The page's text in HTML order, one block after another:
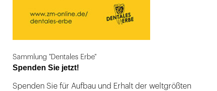
Sammlung "Dentales Erbe"
Spenden Sie jetzt!
Spenden Sie für Aufbau und Erhalt der weltgrößten